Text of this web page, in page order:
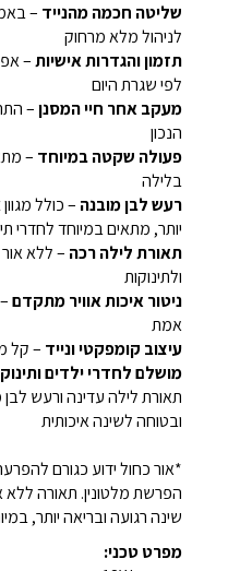
שליטה חכמה מהנייד
לניהול מלא מרחוק
תזמון והגדרות אישיות–
לפי שגרת היום
מעקב אחר חיי המסנן–
הנכון
פעולה שקטה במיוחד –
בלילה
רעש לבן מובנה – כולל
יותר, מתאים במיוחד לחדרי
תאורת לילה רכה – ללא
ולתינוקות
ניטור איכות אוויר מתקדם–
אמת
עיצוב קומפקטי ונייד – קל
מושלם לחדרי ילדים
תאורת לילה עדינה ורעש לבן
ובטוחה לשינה איכותית
*אור כחול ידוע כגורם
הפרשת מלטונין. תאורה
שינה רגועה ובריאה יותר,
מפרט טכני: